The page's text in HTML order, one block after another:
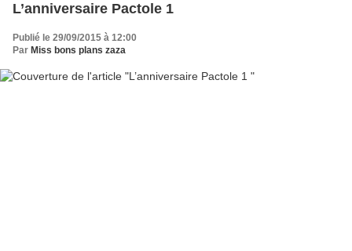
L’anniversaire Pactole 1
Publié le 29/09/2015 à 12:00
Par Miss bons plans zaza